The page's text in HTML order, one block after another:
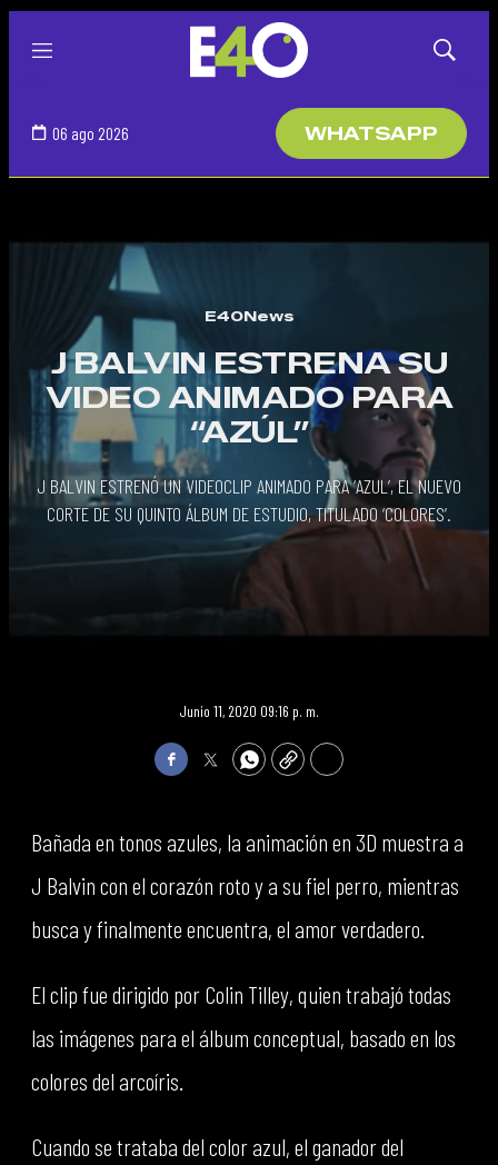
Menú
Mostrar
06 ago 2026 WHATSAPP
E40News
J BALVIN ESTRENA SU
VIDEO ANIMADO PARA
“AZÚL”
J BALVIN ESTRENÓ UN VIDEOCLIP ANIMADO PARA ‘AZUL’, EL NUEVO
CORTE DE SU QUINTO ÁLBUM DE ESTUDIO, TITULADO ‘COLORES’.
Junio 11, 2020 09:16 p. m.
FacebookTwitterWhatsApp
Copy Print
Bañada en tonos azules, la animación en 3D muestra a
J Balvin con el corazón roto y a su fiel perro, mientras
busca y finalmente encuentra, el amor verdadero.
El clip fue dirigido por Colin Tilley, quien trabajó todas
las imágenes para el álbum conceptual, basado en los
colores del arcoíris.
Cuando se trataba del color azul, el ganador del